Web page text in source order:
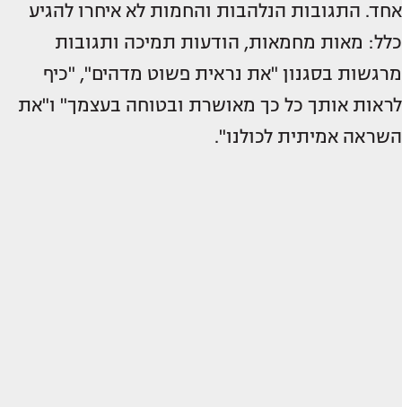
אחד. התגובות הנלהבות והחמות לא איחרו להגיע
כלל: מאות מחמאות, הודעות תמיכה ותגובות
מרגשות בסגנון "את נראית פשוט מדהים", "כיף
לראות אותך כל כך מאושרת ובטוחה בעצמך" ו"את
השראה אמיתית לכולנו".